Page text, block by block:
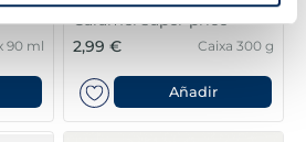
90 ml
Caramel super price
2,99 €
Caixa 300 g
Añadir